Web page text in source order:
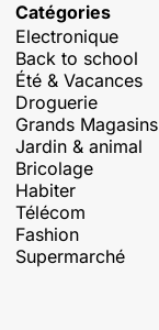
Catégories
Electronique
Back to school
Été & Vacances
Droguerie
Grands Magasins
Jardin & animal
Bricolage
Habiter
Télécom
Fashion
Supermarché